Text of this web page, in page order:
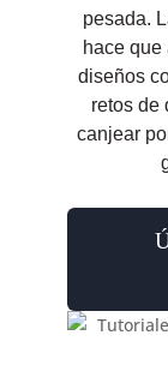
pesada.
hace que
diseños
retos de
canjear